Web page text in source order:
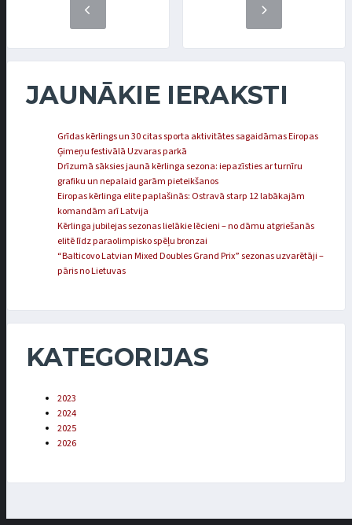
JAUNĀKIE IERAKSTI
Grīdas kērlings un 30 citas sporta aktivitātes sagaidāmas Eiropas
Ģimeņu festivālā Uzvaras parkā
Drīzumā sāksies jaunā kērlinga sezona: iepazīsties ar turnīru
grafiku un nepalaid garām pieteikšanos
Eiropas kērlinga elite paplašinās: Ostravā starp 12 labākajām
komandām arī Latvija
Kērlinga jubilejas sezonas lielākie lēcieni – no dāmu atgriešanās
elitē līdz paraolimpisko spēļu bronzai
“Balticovo Latvian Mixed Doubles Grand Prix” sezonas uzvarētāji –
pāris no Lietuvas
KATEGORIJAS
2023
2024
2025
2026